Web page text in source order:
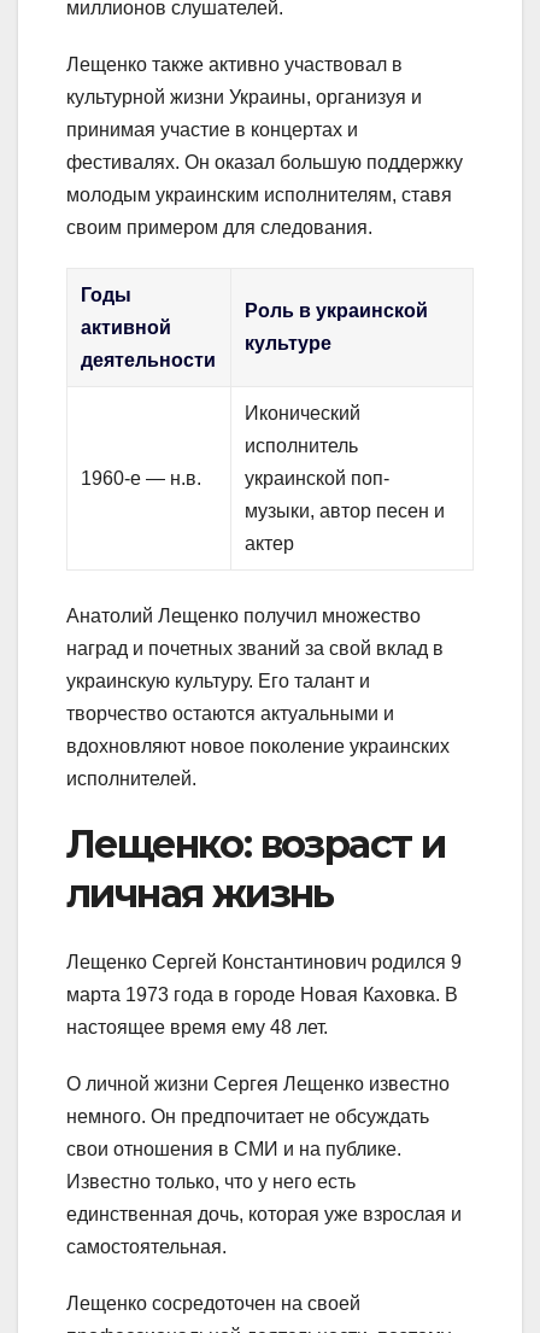
миллионов слушателей.
Лещенко также активно участвовал в
культурной жизни Украины, организуя и
принимая участие в концертах и
фестивалях. Он оказал большую поддержку
молодым украинским исполнителям, ставя
своим примером для следования.
Годы
активной
деятельности
Роль в украинской
культуре
1960-е — н.в.
Иконический
исполнитель
украинской поп-
музыки, автор песен и
актер
Анатолий Лещенко получил множество
наград и почетных званий за свой вклад в
украинскую культуру. Его талант и
творчество остаются актуальными и
вдохновляют новое поколение украинских
исполнителей.
Лещенко: возраст и
личная жизнь
Лещенко Сергей Константинович родился 9
марта 1973 года в городе Новая Каховка. В
настоящее время ему 48 лет.
О личной жизни Сергея Лещенко известно
немного. Он предпочитает не обсуждать
свои отношения в СМИ и на публике.
Известно только, что у него есть
единственная дочь, которая уже взрослая и
самостоятельная.
Лещенко сосредоточен на своей